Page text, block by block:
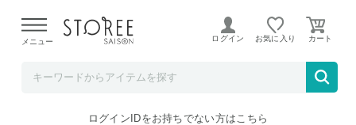
よる配送遅延が発生しております。
メニュー ログイン お気に入り
ご指定のアイテムは取り扱い終了、またはただいま取り扱い
トップへ戻る
ログインIDをお持ちでない方はこちら